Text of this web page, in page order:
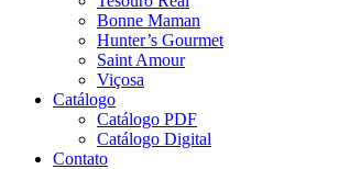
Bonne Maman
Hunter’s Gourmet
Saint Amour
Viçosa
Catálogo
Catálogo PDF
Catálogo Digital
Contato